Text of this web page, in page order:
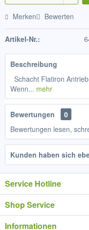
Merken Bewerten
Artikel-Nr.:
Beschreibung
Schacht Flatiron
Wenn... mehr
Bewertungen
0
Bewertungen lesen,
Kunden haben sich
Service Hotline
Shop Service
Informationen